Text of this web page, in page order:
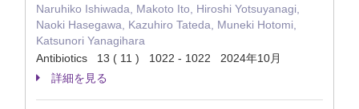
Naruhiko Ishiwada, Makoto Ito, Hiroshi Yotsuyanagi,
Naoki Hasegawa, Kazuhiro Tateda, Muneki Hotomi,
Katsunori Yanagihara
Antibiotics 13 ( 11 ) 1022 - 1022 2024年10月
詳細を見る